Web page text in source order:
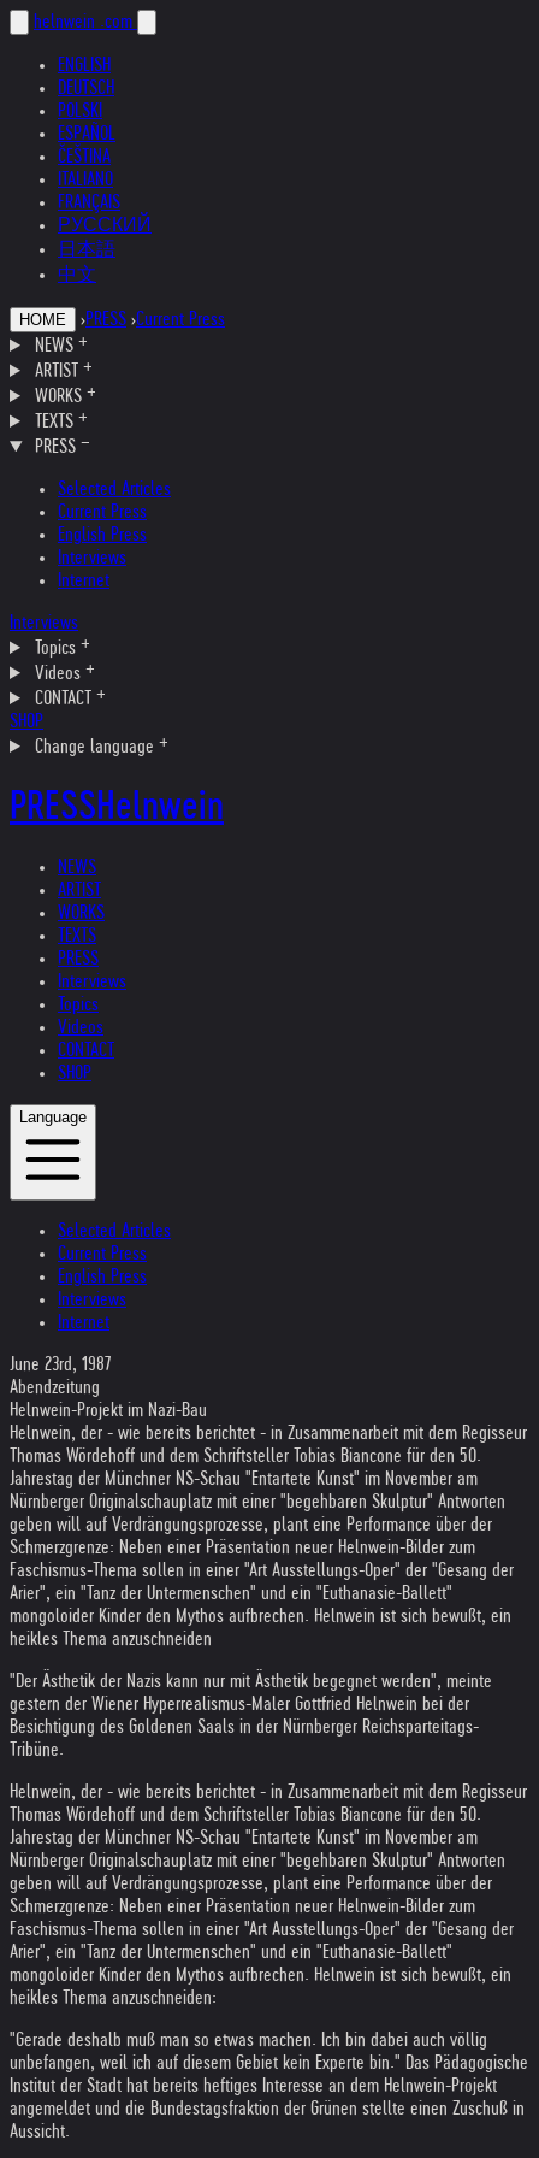
helnwein .com
ENGLISH
DEUTSCH
POLSKI
ESPAÑOL
ČEŠTINA
ITALIANO
FRANÇAIS
РУССКИЙ
日本語
中文
HOME ›PRESS ›Current Press
NEWS
ARTIST
WORKS
TEXTS
PRESS
Selected Articles
Current Press
English Press
Interviews
Internet
Interviews
Topics
Videos
CONTACT
SHOP
Change language
PRESSHelnwein
NEWS
ARTIST
WORKS
TEXTS
PRESS
Interviews
Topics
Videos
CONTACT
SHOP
Language
Selected Articles
Current Press
English Press
Interviews
Internet
June 23rd, 1987
Abendzeitung
Helnwein-Projekt im Nazi-Bau
Helnwein, der - wie bereits berichtet - in Zusammenarbeit mit dem Regisseur
Thomas Wördehoff und dem Schriftsteller Tobias Biancone für den 50.
Jahrestag der Münchner NS-Schau "Entartete Kunst" im November am
Nürnberger Originalschauplatz mit einer "begehbaren Skulptur" Antworten
geben will auf Verdrängungsprozesse, plant eine Performance über der
Schmerzgrenze: Neben einer Präsentation neuer Helnwein-Bilder zum
Faschismus-Thema sollen in einer "Art Ausstellungs-Oper" der "Gesang der
Arier", ein "Tanz der Untermenschen" und ein "Euthanasie-Ballett"
mongoloider Kinder den Mythos aufbrechen. Helnwein ist sich bewußt, ein
heikles Thema anzuschneiden
"Der Ästhetik der Nazis kann nur mit Ästhetik begegnet werden", meinte
gestern der Wiener Hyperrealismus-Maler Gottfried Helnwein bei der
Besichtigung des Goldenen Saals in der Nürnberger Reichsparteitags-
Tribüne.
Helnwein, der - wie bereits berichtet - in Zusammenarbeit mit dem Regisseur
Thomas Wördehoff und dem Schriftsteller Tobias Biancone für den 50.
Jahrestag der Münchner NS-Schau "Entartete Kunst" im November am
Nürnberger Originalschauplatz mit einer "begehbaren Skulptur" Antworten
geben will auf Verdrängungsprozesse, plant eine Performance über der
Schmerzgrenze: Neben einer Präsentation neuer Helnwein-Bilder zum
Faschismus-Thema sollen in einer "Art Ausstellungs-Oper" der "Gesang der
Arier", ein "Tanz der Untermenschen" und ein "Euthanasie-Ballett"
mongoloider Kinder den Mythos aufbrechen. Helnwein ist sich bewußt, ein
heikles Thema anzuschneiden:
"Gerade deshalb muß man so etwas machen. Ich bin dabei auch völlig
unbefangen, weil ich auf diesem Gebiet kein Experte bin." Das Pädagogische
Institut der Stadt hat bereits heftiges Interesse an dem Helnwein-Projekt
angemeldet und die Bundestagsfraktion der Grünen stellte einen Zuschuß in
Aussicht.